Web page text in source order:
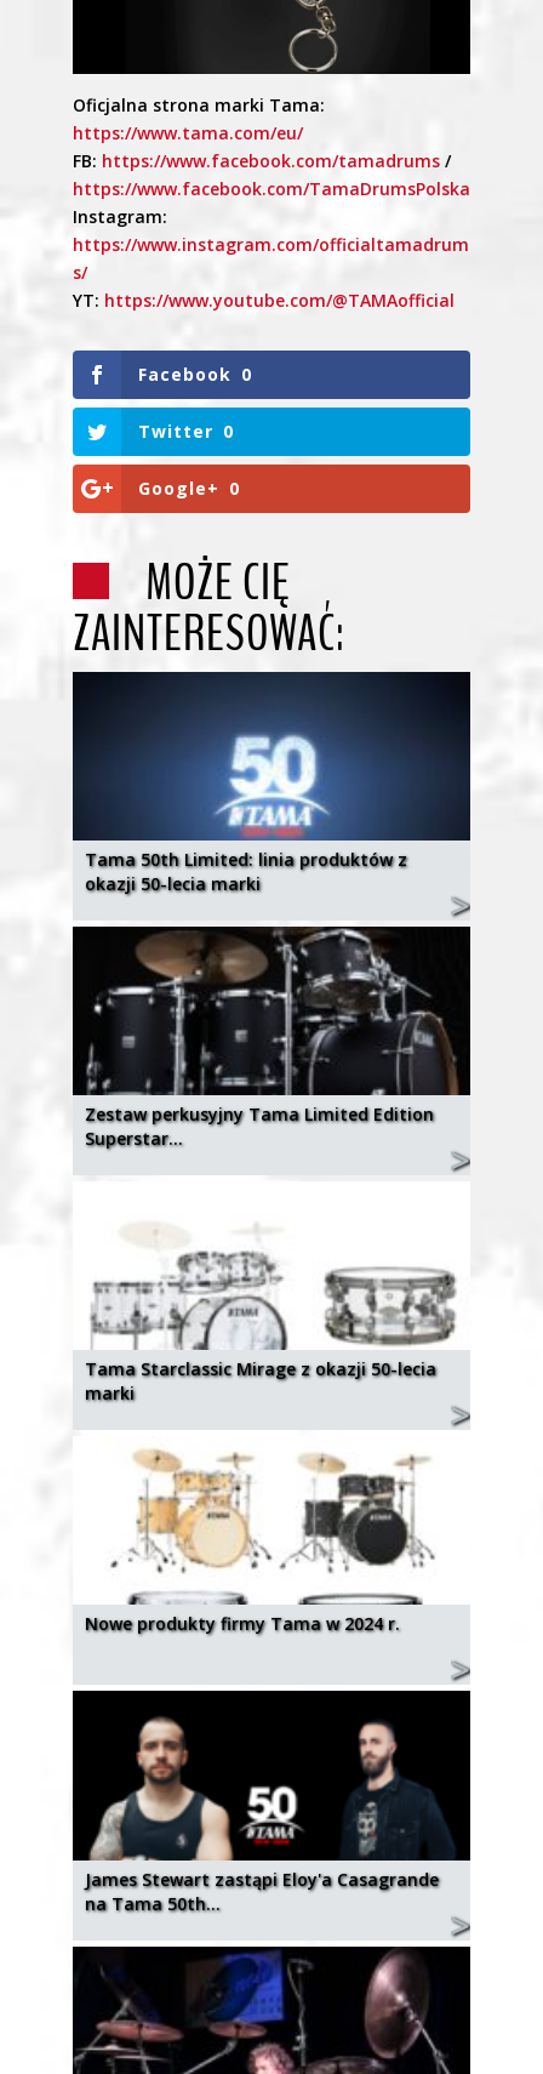
Oficjalna strona marki Tama:
https://www.tama.com/eu/
FB: https://www.facebook.com/tamadrums/
https://www.facebook.com/TamaDrumsPolska
Instagram:
https://www.instagram.com/officialtamadrum
s/
YT: https://www.youtube.com/@TAMAofficial
Facebook 0
Twitter 0
Google+ 0
MOŻE CIĘ
ZAINTERESOWAĆ:
Tama 50th Limited: linia produktów z
okazji 50-lecia marki
Zestaw perkusyjny Tama Limited Edition
Superstar…
Tama Starclassic Mirage z okazji 50-lecia
marki
Nowe produkty firmy Tama w 2024 r.
James Stewart zastąpi Eloy'a Casagrande
na Tama 50th…